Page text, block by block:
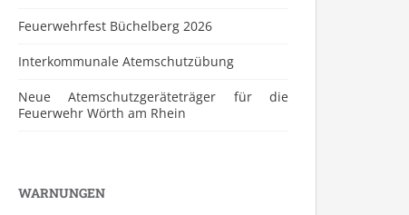
Feuerwehrfest Büchelberg 2026
⁠Interkommunale Atemschutzübung
Neue Atemschutzgeräteträger für die
Feuerwehr Wörth am Rhein
WARNUNGEN